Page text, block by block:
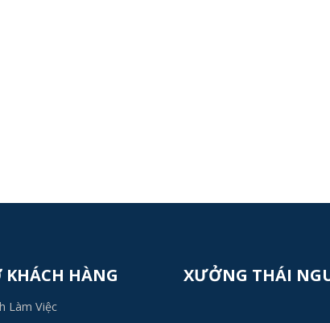
KHÁCH HÀNG
Làm Việc
XƯỞNG THÁI